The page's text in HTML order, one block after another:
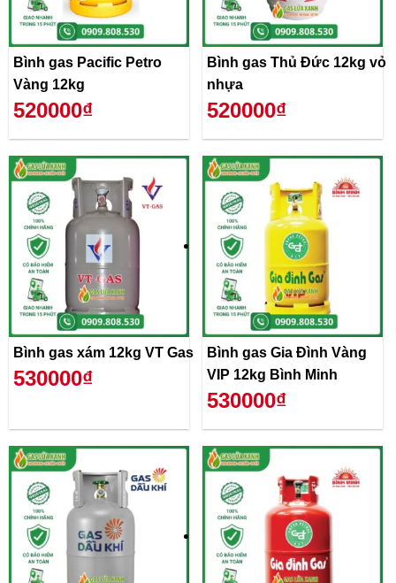
Bình gas Pacific Petro
Vàng 12kg
520000₫
Bình gas Thủ Đức 12kg vỏ
nhựa
520000₫
Bình gas xám 12kg VT Gas
530000₫
Bình gas Gia Đình Vàng
VIP 12kg Bình Minh
530000₫